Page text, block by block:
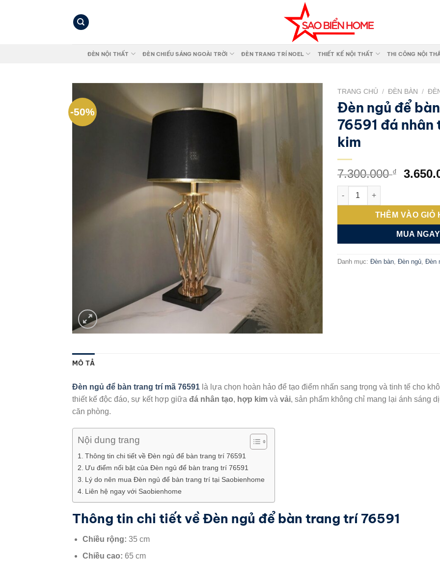
ĐÈN NỘI THẤT ĐÈN CHIẾU SÁNG NGOÀI TRỜI ĐÈN TRANG TRÍ NOEL THIẾT KẾ NỘI THẤT THI CÔNG NỘI
-50%
TRANG CHỦ / ĐÈN BÀN /
Đèn ngủ để
76591 đá nhân
kim
7.300.000₫
Giá
Đèn ngủ để bàn trang trí
THÊM VÀO GIỎ
MUA NGAY
Danh mục: Đèn bàn Đèn ngủ Đèn
MÔ TẢ
Đèn ngủ để bàn trang trí mã 76591 là lựa chọn hoàn hảo để tạo điểm nhấn sang trọng và tinh tế cho
thiết kế độc đáo, sự kết hợp giữa đá nhân tạo, hợp kim và vải, sản phẩm không chỉ mang lại ánh sáng
căn phòng.
Nội dung trang
Thông tin chi tiết về Đèn ngủ để bàn trang trí 76591
Ưu điểm nổi bật của Đèn ngủ để bàn trang trí 76591
Lý do nên mua Đèn ngủ để bàn trang trí tại Saobienhome
Liên hệ ngay với Saobienhome
Thông tin chi tiết về Đèn ngủ để bàn trang trí 76591
Chiều rộng: 35 cm
Chiều cao: 65 cm